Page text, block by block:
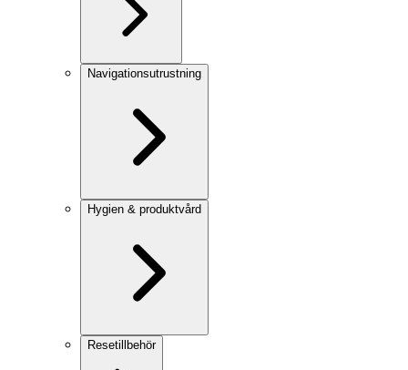
Navigationsutrustning
Hygien & produktvård
Resetillbehör